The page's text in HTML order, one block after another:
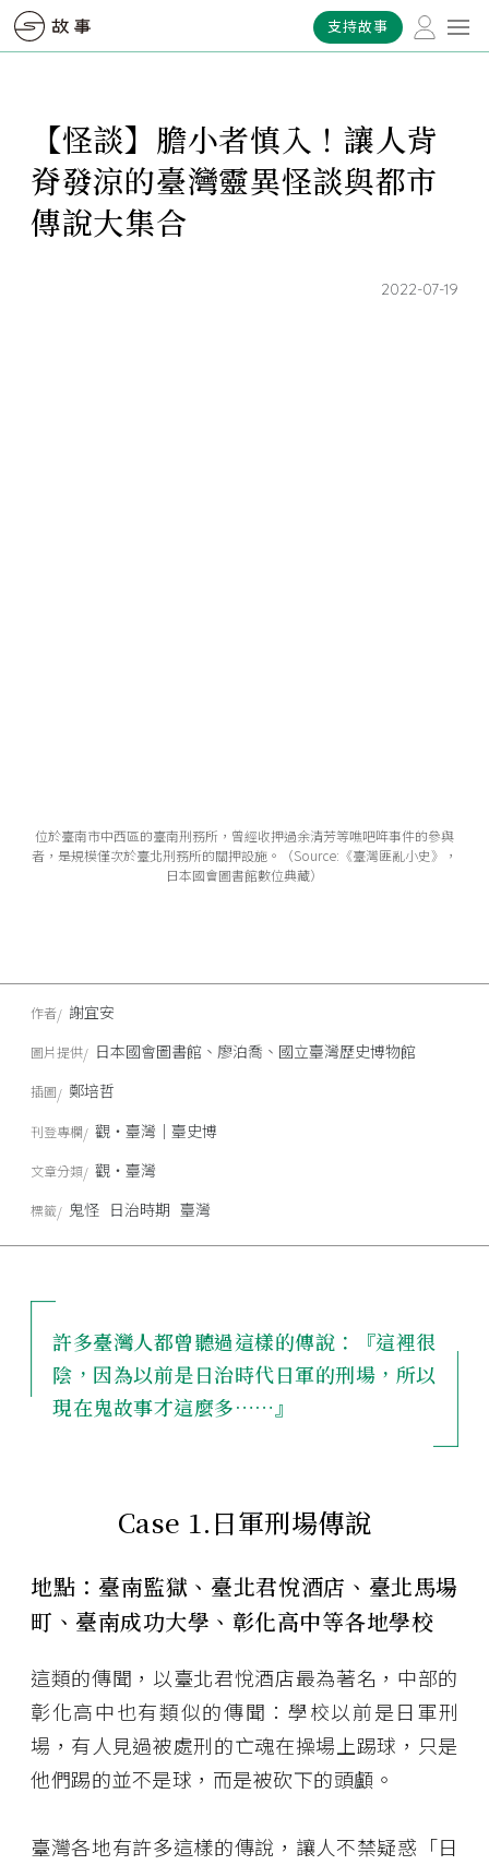
支持故事
【怪談】膽小者慎入！讓人背
脊發涼的臺灣靈異怪談與都市
傳說大集合
2022-07-19
位於臺南市中西區的臺南刑務所，曾經收押過余清芳等噍吧哖事件的參與
者，是規模僅次於臺北刑務所的關押設施。（Source:《臺灣匪亂小史》，
日本國會圖書館數位典藏）
許多臺灣人都曾聽過這樣的傳說：『這裡很
陰，因為以前是日治時代日軍的刑場，所以
現在鬼故事才這麼多……』
Case 1. 日軍刑場傳說
地點：臺南監獄、臺北君悅酒店、臺北馬場
町、臺南成功大學、彰化高中等各地學校
這類的傳聞，以臺北君悅酒店最為著名，中部的
彰化高中也有類似的傳聞：學校以前是日軍刑
場，有人見過被處刑的亡魂在操場上踢球，只是
他們踢的並不是球，而是被砍下的頭顱。
臺灣各地有許多這樣的傳說，讓人不禁疑惑「日
作者 謝宜安
圖片提供 日本國會圖書館、廖泊喬、國立臺灣歷史博物館
插圖 鄭培哲
刊登專欄 觀‧臺灣｜臺史博
文章分類 觀‧臺灣
標籤 鬼怪 日治時期 臺灣